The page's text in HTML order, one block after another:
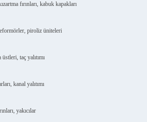
fırınları, kabuk kapakları
piroliz üniteleri
taç yalıtımı
kanal yalıtımı
yakıcılar